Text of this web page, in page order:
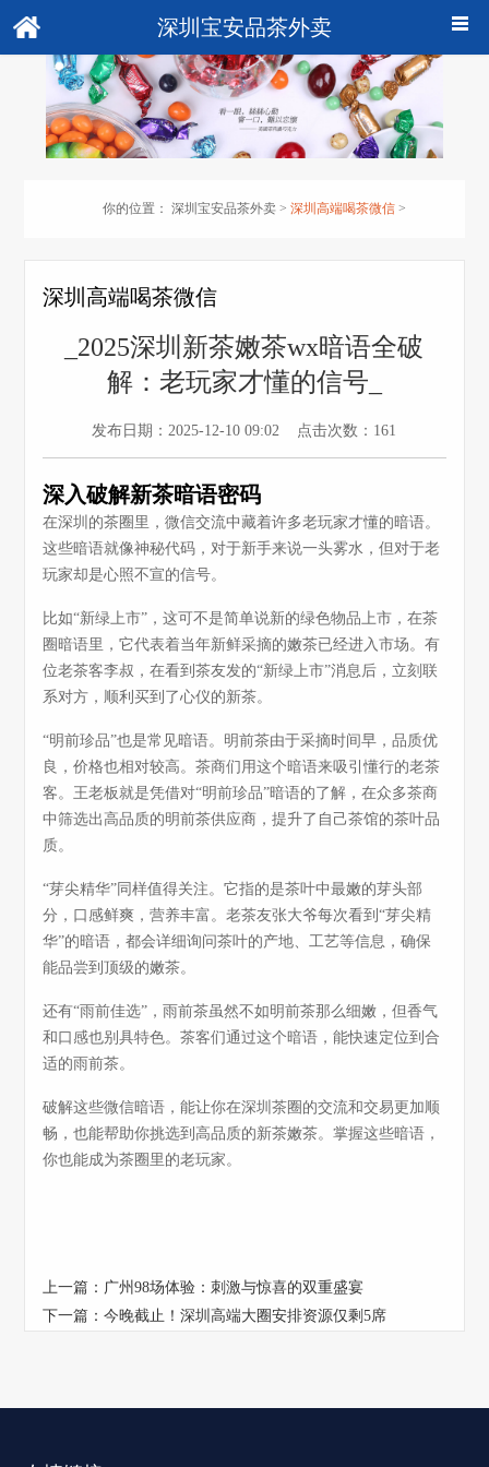
深圳宝安品茶外卖
你的位置： 深圳宝安品茶外卖 > 深圳高端喝茶微信 >
深圳高端喝茶微信
_2025深圳新茶嫩茶wx暗语全破
解：老玩家才懂的信号_
发布日期：2025-12-10 09:02 点击次数：161
深入破解新茶暗语密码
在深圳的茶圈里，微信交流中藏着许多老玩家才懂的暗语。
这些暗语就像神秘代码，对于新手来说一头雾水，但对于老
玩家却是心照不宣的信号。
比如“新绿上市”，这可不是简单说新的绿色物品上市，在茶
圈暗语里，它代表着当年新鲜采摘的嫩茶已经进入市场。有
位老茶客李叔，在看到茶友发的“新绿上市”消息后，立刻联
系对方，顺利买到了心仪的新茶。
“明前珍品”也是常见暗语。明前茶由于采摘时间早，品质优
良，价格也相对较高。茶商们用这个暗语来吸引懂行的老茶
客。王老板就是凭借对“明前珍品”暗语的了解，在众多茶商
中筛选出高品质的明前茶供应商，提升了自己茶馆的茶叶品
质。
“芽尖精华”同样值得关注。它指的是茶叶中最嫩的芽头部
分，口感鲜爽，营养丰富。老茶友张大爷每次看到“芽尖精
华”的暗语，都会详细询问茶叶的产地、工艺等信息，确保
能品尝到顶级的嫩茶。
还有“雨前佳选”，雨前茶虽然不如明前茶那么细嫩，但香气
和口感也别具特色。茶客们通过这个暗语，能快速定位到合
适的雨前茶。
破解这些微信暗语，能让你在深圳茶圈的交流和交易更加顺
畅，也能帮助你挑选到高品质的新茶嫩茶。掌握这些暗语，
你也能成为茶圈里的老玩家。
上一篇： 广州98场体验：刺激与惊喜的双重盛宴
下一篇：今晚截止！深圳高端大圈安排资源仅剩5席